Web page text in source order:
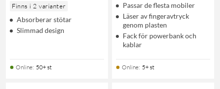
Finns i 2 varianter
Absorberar stötar
Slimmad design
Online: 50+ st
Passar de flesta mobiler
Läser av fingeravtryck
genom plasten
Fack för powerbank och
kablar
Online: 5+ st